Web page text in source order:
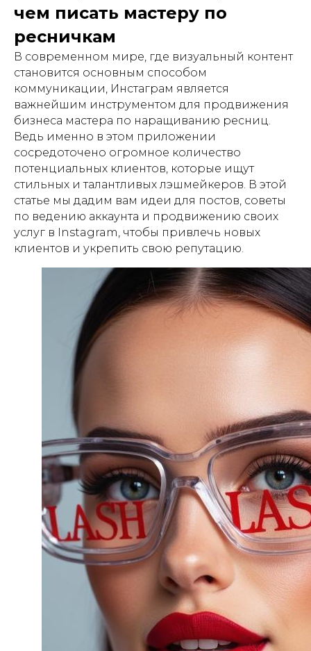
чем писать мастеру по
ресничкам
В современном мире, где визуальный контент
становится основным способом
коммуникации, Инстаграм является
важнейшим инструментом для продвижения
бизнеса мастера по наращиванию ресниц.
Ведь именно в этом приложении
сосредоточено огромное количество
потенциальных клиентов, которые ищут
стильных и талантливых лэшмейкеров. В этой
статье мы дадим вам идеи для постов, советы
по ведению аккаунта и продвижению своих
услуг в Instagram, чтобы привлечь новых
клиентов и укрепить свою репутацию.